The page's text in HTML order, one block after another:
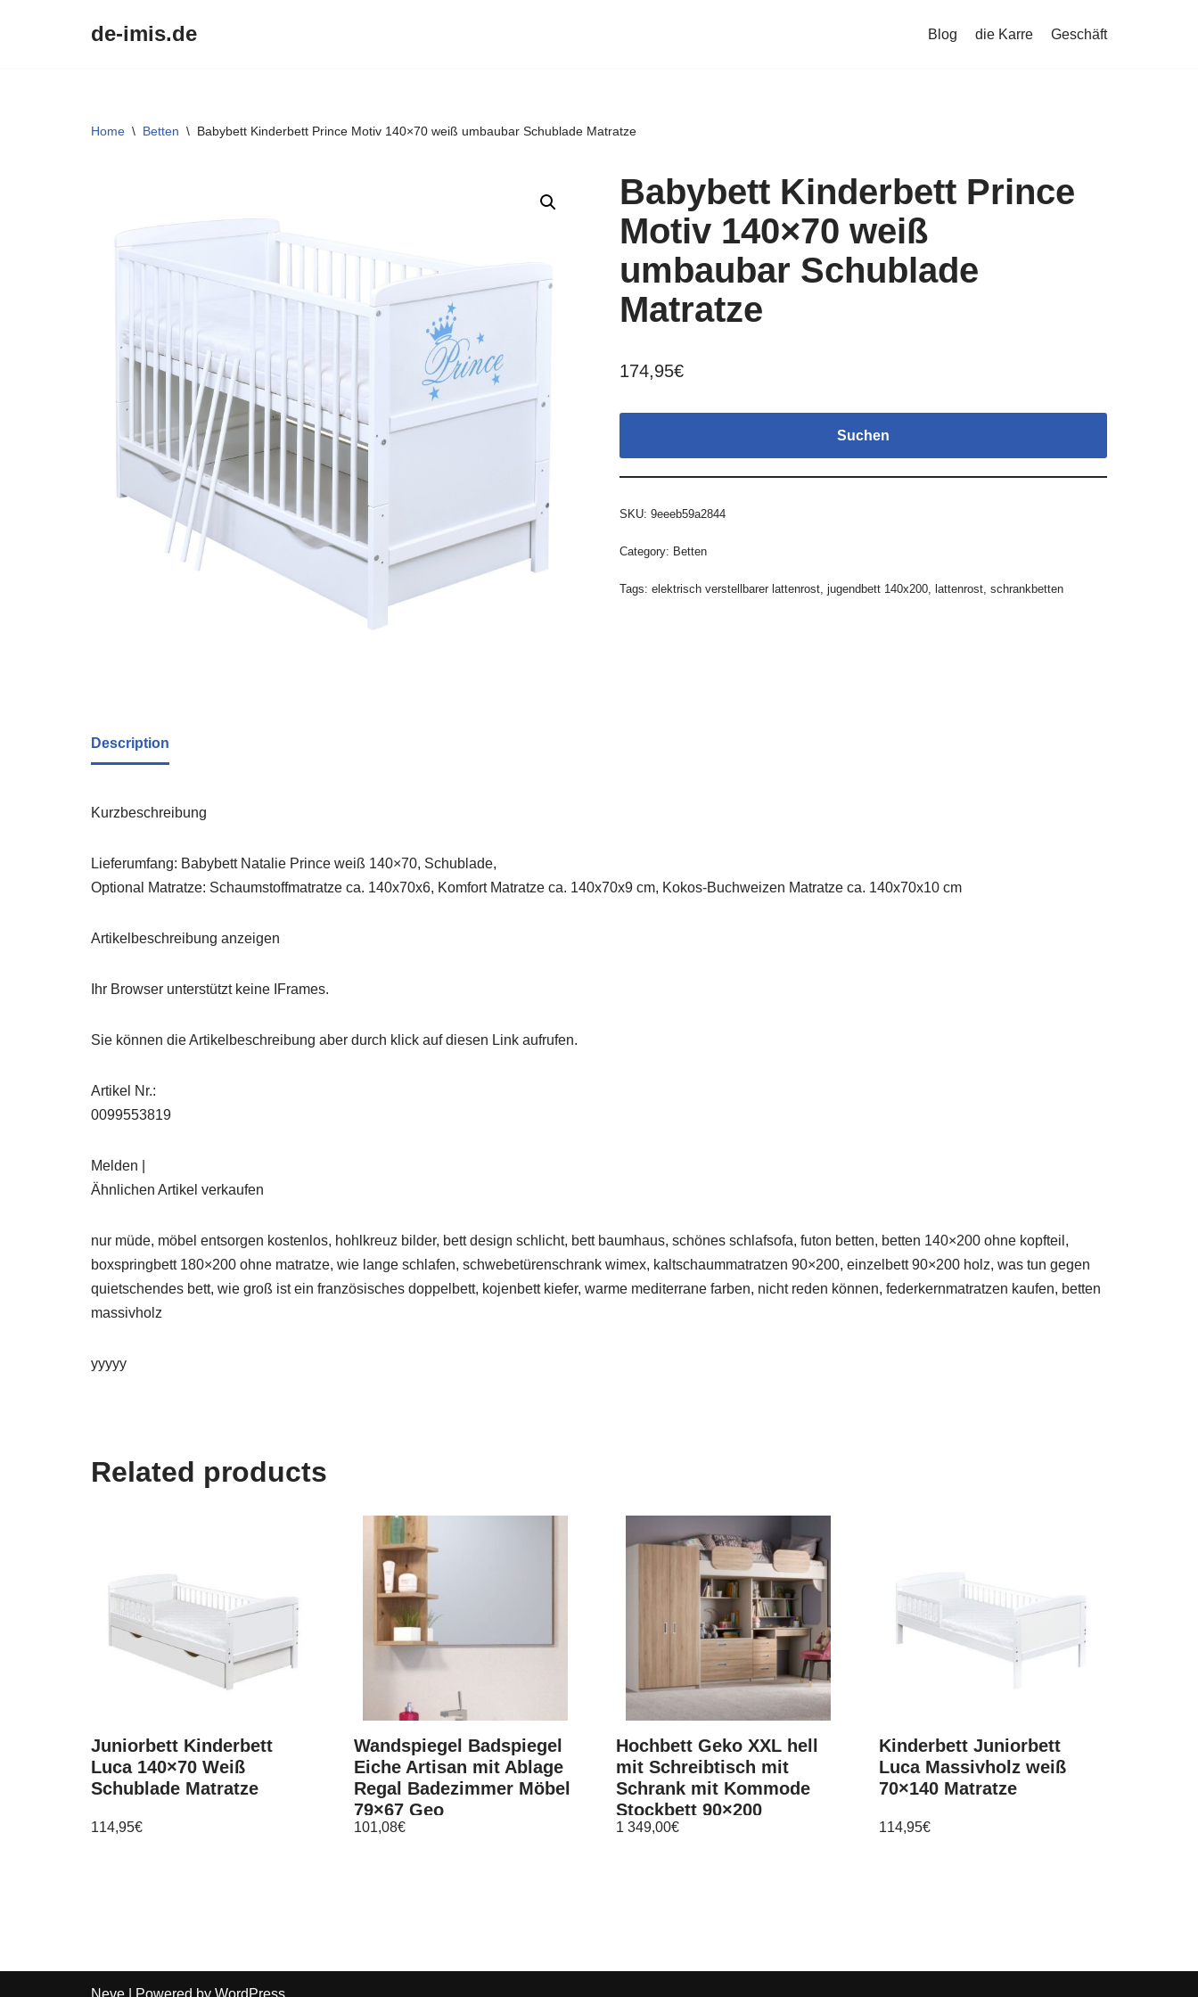
de-imis.de Blog die Karre Geschäft
Home \ Betten \ Babybett Kinderbett Prince Motiv 140×70 weiß umbaubar Schublade Matratze
Babybett Kinderbett Prince
Motiv 140×70 weiß
umbaubar Schublade
Matratze
174,95€
Suchen
SKU: 9eeeb59a2844
Category: Betten
Tags: elektrisch verstellbarer lattenrost, jugendbett 140x200, lattenrost, schrankbetten
Description
Kurzbeschreibung
Lieferumfang: Babybett Natalie Prince weiß 140×70, Schublade,
Optional Matratze: Schaumstoffmatratze ca. 140x70x6, Komfort Matratze ca. 140x70x9 cm, Kokos-Buchweizen Matratze ca. 140x70x10 cm
Artikelbeschreibung anzeigen
Ihr Browser unterstützt keine IFrames.
Sie können die Artikelbeschreibung aber durch klick auf diesen Link aufrufen.
Artikel Nr.:
0099553819
Melden |
Ähnlichen Artikel verkaufen
nur müde, möbel entsorgen kostenlos, hohlkreuz bilder, bett design schlicht, bett baumhaus, schönes schlafsofa, futon betten, betten 140×200 ohne kopfteil,
boxspringbett 180×200 ohne matratze, wie lange schlafen, schwebetürenschrank wimex, kaltschaummatratzen 90×200, einzelbett 90×200 holz, was tun gegen
quietschendes bett, wie groß ist ein französisches doppelbett, kojenbett kiefer, warme mediterrane farben, nicht reden können, federkernmatratzen kaufen, betten
massivholz
yyyyy
Related products
Juniorbett Kinderbett
Luca 140×70 Weiß
Schublade Matratze
114,95€
Wandspiegel Badspiegel
Eiche Artisan mit Ablage
Regal Badezimmer Möbel
79×67 Geo
101,08€
Hochbett Geko XXL hell
mit Schreibtisch mit
Schrank mit Kommode
Stockbett 90×200
1 349,00€
Kinderbett Juniorbett
Luca Massivholz weiß
70×140 Matratze
114,95€